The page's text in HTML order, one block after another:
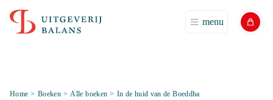
menu
Home > Boeken > Alle boeken > In de huid van de Boeddha